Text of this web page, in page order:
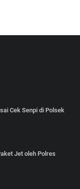
Cek Senpi di Polsek
Jet oleh Polres